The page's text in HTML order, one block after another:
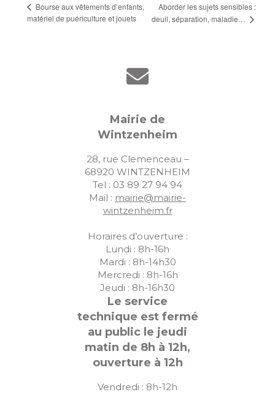
Bourse aux vêtements d’enfants,
matériel de puériculture et jouets
Aborder les sujets sensibles :
deuil, séparation, maladie…
Mairie de
Wintzenheim
28, rue Clemenceau –
68920 WINTZENHEIM
Tel : 03 89 27 94 94
Mail : mairie@mairie-
wintzenheim.fr
Horaires d’ouverture :
Lundi : 8h-16h
Mardi : 8h-14h30
Mercredi : 8h-16h
Jeudi : 8h-16h30
Le service
technique est fermé
au public le jeudi
matin de 8h à 12h,
ouverture à 12h
Vendredi : 8h-12h